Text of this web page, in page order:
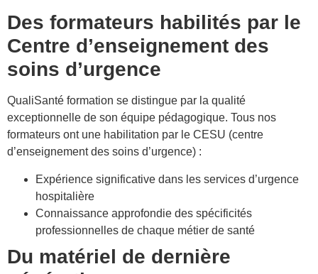
Des formateurs habilités par le
Centre d’enseignement des
soins d’urgence
QualiSanté formation se distingue par la qualité
exceptionnelle de son équipe pédagogique. Tous nos
formateurs ont une habilitation par le CESU (centre
d’enseignement des soins d’urgence) :
Expérience significative dans les services d’urgence
hospitalière
Connaissance approfondie des spécificités
professionnelles de chaque métier de santé
Du matériel de dernière